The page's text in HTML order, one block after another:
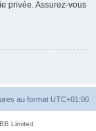
privée. Assurez-vous
au format UTC+01:00
Limited